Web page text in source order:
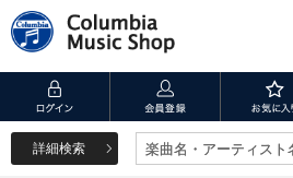
詳細検索 楽曲名・アーティスト
楽曲名・アーティスト